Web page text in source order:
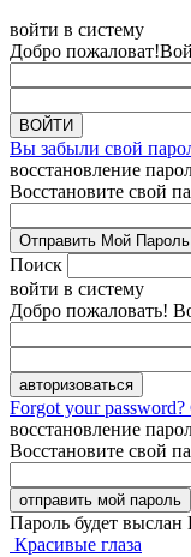
войти в систему
Добро пожаловат!
Вы забыли свой
восстановление
Восстановите свой
Поиск
войти в систему
Добро пожаловать!
Forgot your password?
восстановление
Восстановите свой
Пароль будет
Красивые глаза